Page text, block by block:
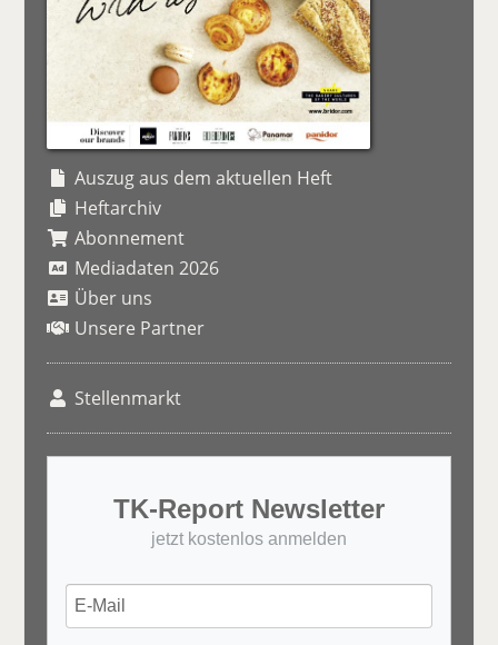
Auszug aus dem aktuellen Heft
Heftarchiv
Abonnement
Mediadaten 2026
Über uns
Unsere Partner
Stellenmarkt
TK-Report Newsletter
jetzt kostenlos anmelden